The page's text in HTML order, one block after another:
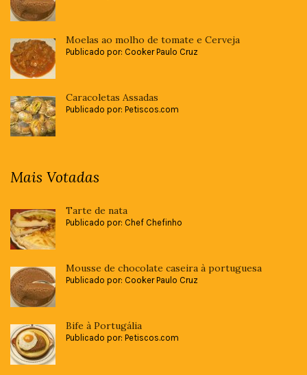
Moelas ao molho de tomate e Cerveja
Publicado por: Cooker Paulo Cruz
Caracoletas Assadas
Publicado por: Petiscos.com
Mais Votadas
Tarte de nata
Publicado por: Chef Chefinho
Mousse de chocolate caseira à portuguesa
Publicado por: Cooker Paulo Cruz
Bife à Portugália
Publicado por: Petiscos.com